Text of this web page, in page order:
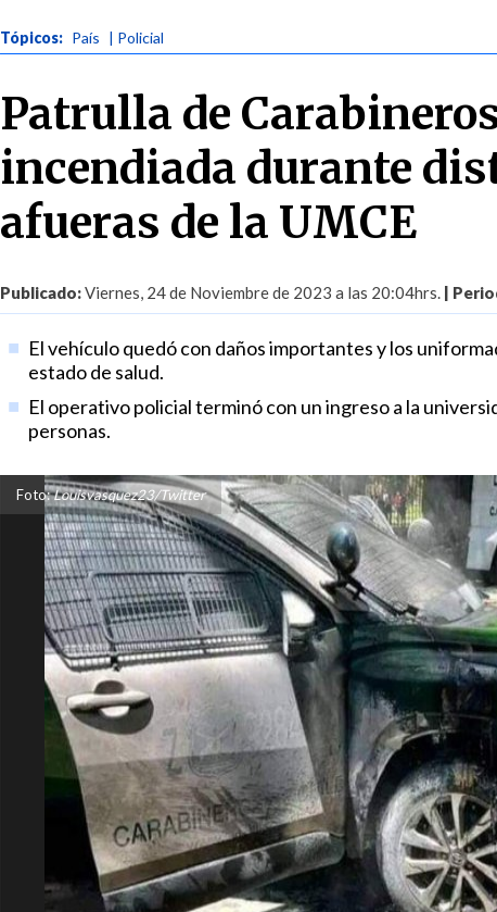
Tópicos: País | Policial
Patrulla de
incendiada durante
afueras de la UMCE
Publicado:Viernes, 24 de Noviembre de 2023 a las 20:04hrs. |
El vehículo quedó con daños importantes y los
estado de salud.
El operativo policial terminó con un ingreso a la
personas.
Foto:Louisvasquez23/Twitter